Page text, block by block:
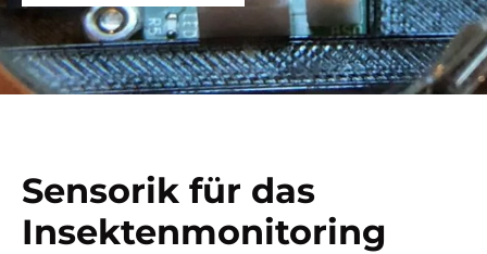
Sensorik für das
Insektenmonitoring